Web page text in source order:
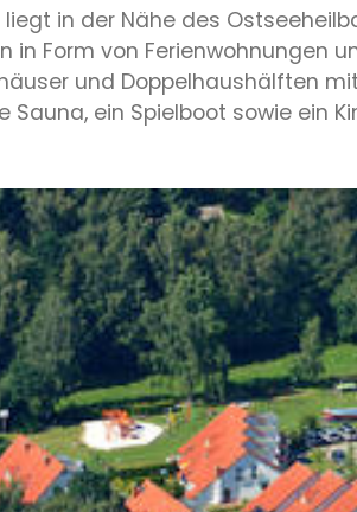
liegt in der Nähe des
Form von Ferienwohnungen
und Doppelhaushälften
Sauna, ein Spielboot sowie ein